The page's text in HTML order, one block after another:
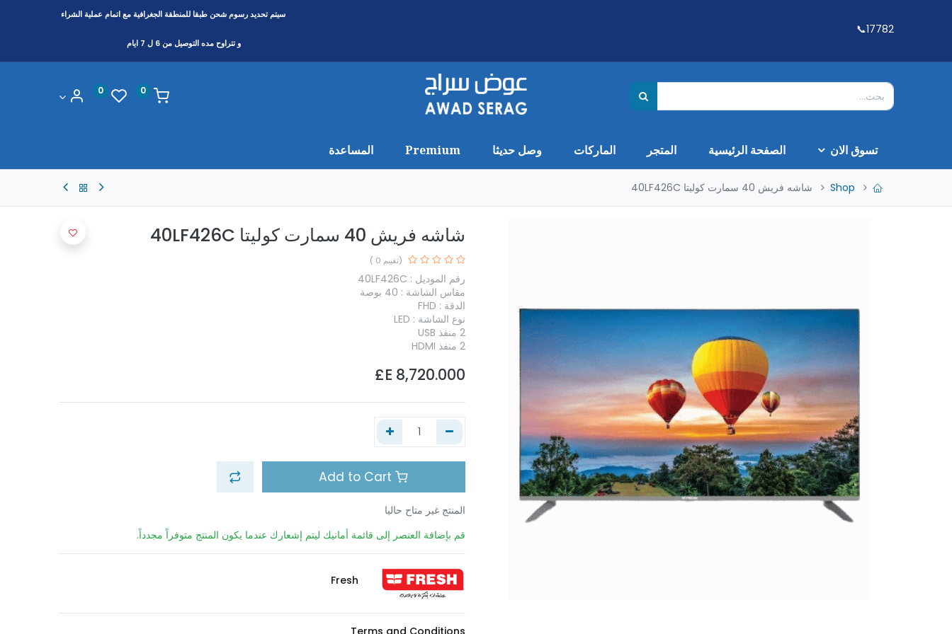
17782📞
سيتم تحديد رسوم شحن طبقاللمنطقةالجغرافية مع اتمام عملية الشراء
و تتراوح مده التوصيل من 6 ل 7 ايام
0
0
تسوق الان الصفحة الرئيسية المتجر الماركات وصل حديثا Premium المساعدة
Shop شاشه فريش 40 سمارت كوليتا 40LF426C
شاشه فريش 40 سمارت كوليتا 40LF426C
(تقييم 0 )
رقم الموديل : 40LF426C
مقاس الشاشة : 40 بوصة
الدقة : FHD
نوع الشاشة : LED
2 منفذ USB
2 منفذ HDMI
8,720.000
Add to Cart
المنتج غير متاح حاليا
قم بإضافة العنصر إلى قائمة أمانيك ليتم إشعارك عندما يكون المنتج متوفراً مجدداً.
Fresh
Terms and Conditions